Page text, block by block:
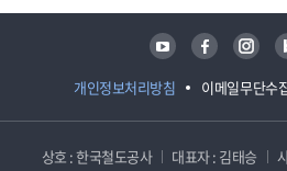
개인정보처리방침 이메일무단수
유튜브 페이스북 인스타그램
상호 : 한국철도공사 대표자 : 김태승